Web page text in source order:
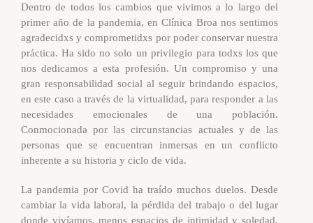
Dentro de todos los cambios que vivimos a lo largo del
primer año de la pandemia, en Clínica Broa nos sentimos
agradecidxs y comprometidxs por poder conservar nuestra
práctica. Ha sido no solo un privilegio para todxs los que
nos dedicamos a esta profesión. Un compromiso y una
gran responsabilidad social al seguir brindando espacios,
en este caso a través de la virtualidad, para responder a las
necesidades emocionales de una población.
Conmocionada por las circunstancias actuales y de las
personas que se encuentran inmersas en un conflicto
inherente a su historia y ciclo de vida.
La pandemia por Covid ha traído muchos duelos. Desde
cambiar la vida laboral, la pérdida del trabajo o del lugar
donde vivíamos, menos espacios de intimidad y soledad,